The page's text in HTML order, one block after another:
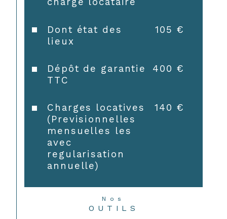
Dont état des
lieux
105 €
Dépôt de garantie
TTC
400 €
Charges locatives
(Previsionnelles
mensuelles les
avec
regularisation
annuelle)
140 €
Nos
OUTILS